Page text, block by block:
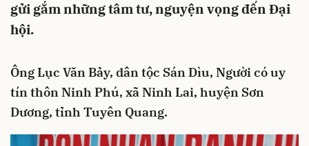
gửi gắm những tâm tư, nguyện vọng đến Đại
hội.
Ông Lục Văn Bảy, dân tộc Sán Dìu, Người có uy
tín thôn Ninh Phú, xã Ninh Lai, huyện Sơn
Dương, tỉnh Tuyên Quang.